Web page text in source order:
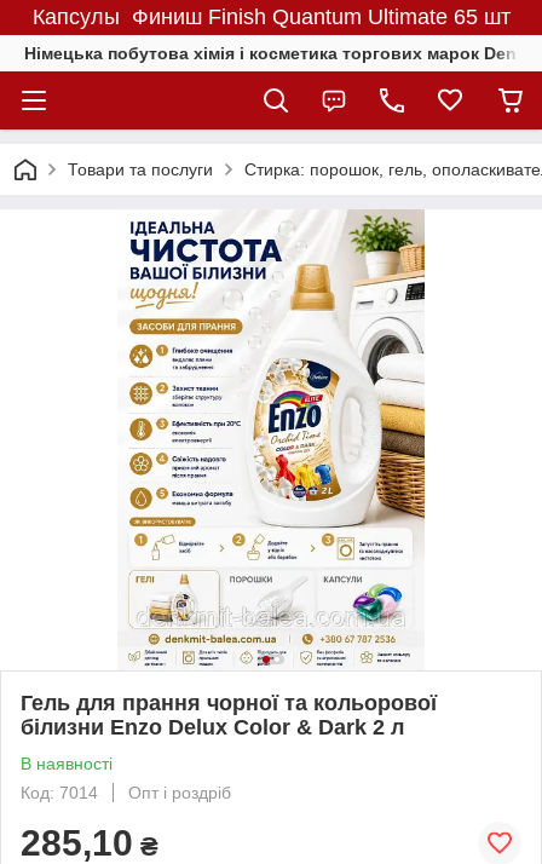
Капсулы Финиш Finish Quantum Ultimate 65 шт
Німецька побутова хімія і косметика торгових марок
Товари та послуги Стирка: порошок, гель,
Гель для прання чорної та кольорової
білизни Enzo Delux Color & Dark 2 л
В наявності
Код: 7014
Опт і роздріб
285,10 ₴